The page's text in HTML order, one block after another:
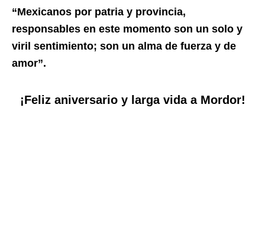
“Mexicanos por patria y provincia,
responsables en este momento son un solo y
viril sentimiento; son un alma de fuerza y de
amor”.
¡Feliz aniversario y larga vida a Mordor!